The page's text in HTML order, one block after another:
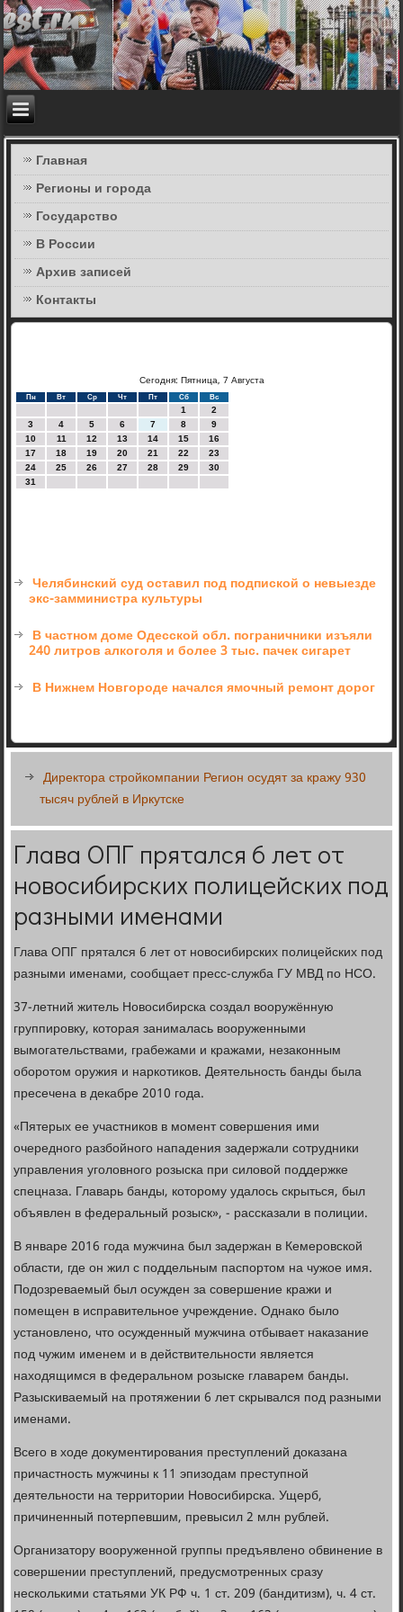
Главная
Регионы и города
Государство
В России
Архив записей
Контакты
Сегодня: Пятница, 7 Августа
Пн Вт Ср Чт Пт Сб Вс
1
2
3
4 5 6 7 8
9
10
11 12 13 14 15
16
17
18 19 20 21 22
23
24
25 26 27 28 29
30
31
Челябинский суд оставил под подпиской о невыезде
экс-замминистра культуры
В частном доме Одесской обл. пограничники изъяли
240 литров алкоголя и более 3 тыс. пачек сигарет
В Нижнем Новгороде начался ямочный ремонт дорог
Директора стройкомпании Регион осудят за кражу 930
тысяч рублей в Иркутске
Глава ОПГ прятался 6 лет от
новосибирских полицейских под
разными именами
Глава ОПГ прятался 6 лет от новосибирских полицейских под
разными именами, сообщает пресс-служба ГУ МВД по НСО.
37-летний житель Новосибирска создал вооружённую
группировку, которая занималась вооруженными
вымогательствами, грабежами и кражами, незаконным
оборотом оружия и наркотиков. Деятельность банды была
пресечена в декабре 2010 года.
«Пятерых ее участников в момент совершения ими
очередного разбойного нападения задержали сотрудники
управления уголовного розыска при силовой поддержке
спецназа. Главарь банды, которому удалось скрыться, был
объявлен в федеральный розыск», - рассказали в полиции.
В январе 2016 года мужчина был задержан в Кемеровской
области, где он жил с поддельным паспортом на чужое имя.
Подозреваемый был осужден за совершение кражи и
помещен в исправительное учреждение. Однако было
установлено, что осужденный мужчина отбывает наказание
под чужим именем и в действительности является
находящимся в федеральном розыске главарем банды.
Разыскиваемый на протяжении 6 лет скрывался под разными
именами.
Всего в ходе документирования преступлений доказана
причастность мужчины к 11 эпизодам преступной
деятельности на территории Новосибирска. Ущерб,
причиненный потерпевшим, превысил 2 млн рублей.
Организатору вооруженной группы предъявлено обвинение в
совершении преступлений, предусмотренных сразу
несколькими статьями УК РФ ч. 1 ст. 209 (бандитизм), ч. 4 ст.